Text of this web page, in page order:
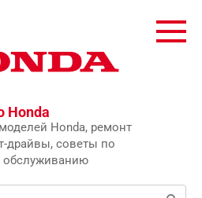
Honda
Honda, ремонт
драйвы, советы по
обслуживанию